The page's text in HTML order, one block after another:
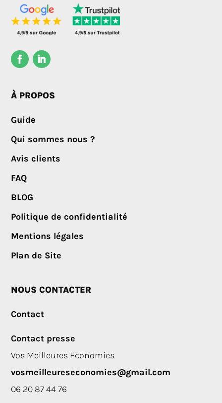
À PROPOS
Guide
Qui sommes nous ?
Avis clients
FAQ
BLOG
Politique de confidentialité
Mentions légales
Plan de Site
NOUS CONTACTER
Contact
Contact presse
Vos Meilleures Economies
vosmeilleureseconomies@gmail.com
06 20 87 44 76